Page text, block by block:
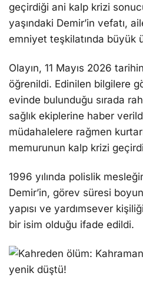
geçirdiği ani kalp krizi
yaşındaki Demir’in vefatı,
emniyet teşkilatında büyük
Olayın, 11 Mayıs 2026
öğrenildi. Edinilen bilgilere
evinde bulunduğu sırada
sağlık ekiplerine haber
müdahalelere rağmen
memurunun kalp krizi
1996 yılında polislik
Demir’in, görev süresi
yapısı ve yardımsever
bir isim olduğu ifade edildi.